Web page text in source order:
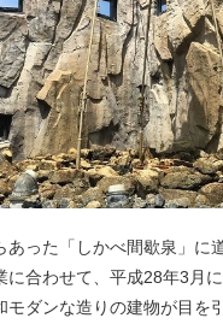
あった「しかべ間歇泉」に
に合わせて、平成28年3月
モダンな造りの建物が目を